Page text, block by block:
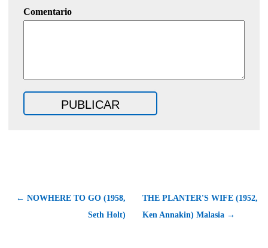
Comentario
← NOWHERE TO GO (1958,
Seth Holt)
THE PLANTER'S WIFE (1952,
Ken Annakin) Malasia →